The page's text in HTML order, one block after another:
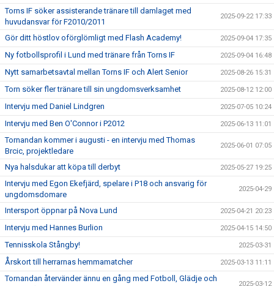
Torns IF söker assisterande tränare till damlaget med
huvudansvar för F2010/2011
2025-09-22 17:33
Gör ditt höstlov oförglömligt med Flash Academy! 2025-09-04 17:35
Ny fotbollsprofil i Lund med tränare från Torns IF 2025-09-04 16:48
Nytt samarbetsavtal mellan Torns IF och Alert Senior 2025-08-26 15:31
Torn söker fler tränare till sin ungdomsverksamhet 2025-08-12 12:00
Intervju med Daniel Lindgren 2025-07-05 10:24
Intervju med Ben O'Connor i P2012 2025-06-13 11:01
Tornandan kommer i augusti - en intervju med Thomas
Brcic, projektledare
2025-06-01 07:05
Nya halsdukar att köpa till derbyt 2025-05-27 19:25
Intervju med Egon Ekefjärd, spelare i P18 och ansvarig för
ungdomsdomare
2025-04-29
Intersport öppnar på Nova Lund 2025-04-21 20:23
Intervju med Hannes Burlion 2025-04-15 14:50
Tennisskola Stångby! 2025-03-31
Årskort till herrarnas hemmamatcher 2025-03-13 11:11
Tornandan återvänder ännu en gång med Fotboll, Glädje och
2025-03-12